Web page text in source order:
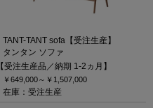
TANT-TANT sofa【受注生産】
タンタン ソファ
【受注生産品／納期 1-2ヵ月】
￥649,000～ ￥1,507,000
在庫：受注生産